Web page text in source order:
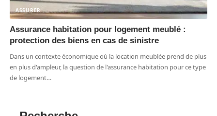
ASSURER
Assurance habitation pour logement meublé :
protection des biens en cas de sinistre
Dans un contexte économique où la location meublée prend de plus
en plus d'ampleur, la question de l'assurance habitation pour ce type
de logement…